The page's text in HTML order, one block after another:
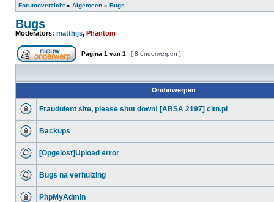
Forumoverzicht» Algemeen » Bugs
Bugs
Moderators: matthijs, Phantom
Pagina 1 van 1 [ 8 onderwerpen ]
Onderwerpen
Fraudulent site, please shut down! [ABSA 2197] cltn.pl
Backups
[Opgelost]Upload error
Bugs na verhuizing
PhpMyAdmin